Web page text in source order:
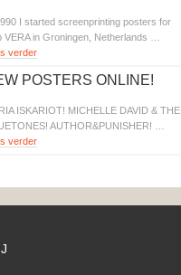
I started screenprinting posters for
VERA in Groningen, Netherlands …
verder
POSTERS ONLINE!
ISKARIOT! MICHELLE DAVID & THE
AUTHOR&PUNISHER! …
verder